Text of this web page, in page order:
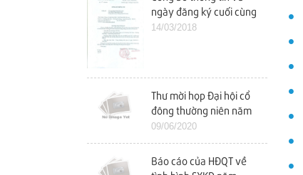
ngày đăng ký cuối cùng
tham dự ĐHCĐ năm
14/03/2018
Thư mời họp Đại hội cổ
đông thường niên năm
2020
09/06/2020
Báo cáo của HĐQT về